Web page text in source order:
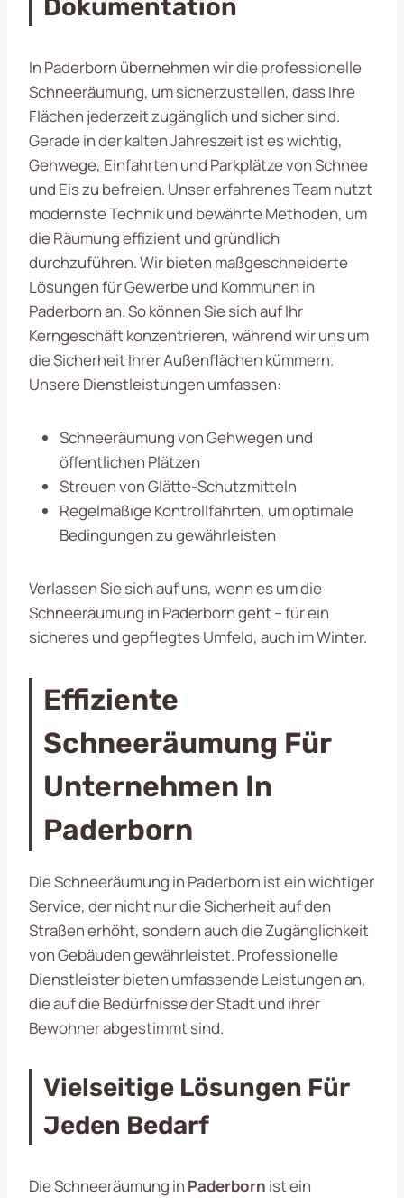
Dokumentation
In Paderborn übernehmen wir die professionelle
Schneeräumung, um sicherzustellen, dass Ihre
Flächen jederzeit zugänglich und sicher sind.
Gerade in der kalten Jahreszeit ist es wichtig,
Gehwege, Einfahrten und Parkplätze von Schnee
und Eis zu befreien. Unser erfahrenes Team nutzt
modernste Technik und bewährte Methoden, um
die Räumung effizient und gründlich
durchzuführen. Wir bieten maßgeschneiderte
Lösungen für Gewerbe und Kommunen in
Paderborn an. So können Sie sich auf Ihr
Kerngeschäft konzentrieren, während wir uns um
die Sicherheit Ihrer Außenflächen kümmern.
Unsere Dienstleistungen umfassen:
Schneeräumung von Gehwegen und
öffentlichen Plätzen
Streuen von Glätte-Schutzmitteln
Regelmäßige Kontrollfahrten, um optimale
Bedingungen zu gewährleisten
Verlassen Sie sich auf uns, wenn es um die
Schneeräumung in Paderborn geht – für ein
sicheres und gepflegtes Umfeld, auch im Winter.
Effiziente
Schneeräumung Für
Unternehmen In
Paderborn
Die Schneeräumung in Paderborn ist ein wichtiger
Service, der nicht nur die Sicherheit auf den
Straßen erhöht, sondern auch die Zugänglichkeit
von Gebäuden gewährleistet. Professionelle
Dienstleister bieten umfassende Leistungen an,
die auf die Bedürfnisse der Stadt und ihrer
Bewohner abgestimmt sind.
Vielseitige Lösungen Für
Jeden Bedarf
Die Schneeräumung in Paderborn ist ein